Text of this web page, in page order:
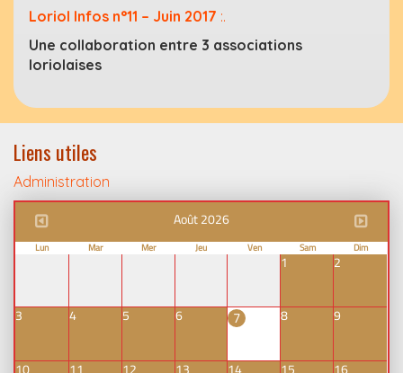
Loriol Infos n°11 – Juin 2017 :.
Une collaboration entre 3 associations
loriolaises
Liens utiles
Administration
Août 2026
Lun Mar Mer Jeu Ven Sam Dim
1 2
3 4 5 6 7 8 9